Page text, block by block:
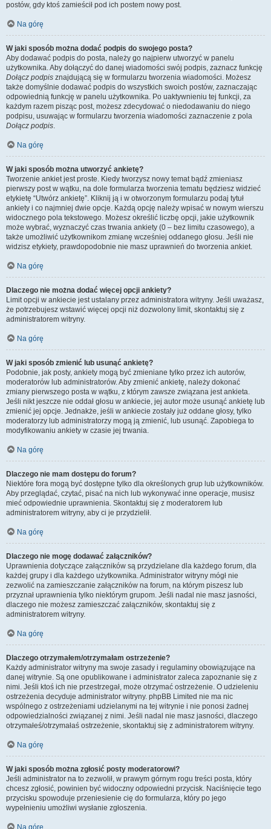
postów, gdy ktoś zamieścił pod ich postem nowy post.
Na górę
W jaki sposób można dodać podpis do swojego posta?
Aby dodawać podpis do posta, należy go najpierw utworzyć w panelu
użytkownika. Aby dołączyć do danej wiadomości swój podpis, zaznacz funkcję
Dołącz podpis znajdującą się w formularzu tworzenia wiadomości. Możesz
także domyślnie dodawać podpis do wszystkich swoich postów, zaznaczając
odpowiednią funkcję w panelu użytkownika. Po uaktywnieniu tej funkcji, za
każdym razem pisząc post, możesz zdecydować o niedodawaniu do niego
podpisu, usuwając w formularzu tworzenia wiadomości zaznaczenie z pola
Dołącz podpis.
Na górę
W jaki sposób można utworzyć ankietę?
Tworzenie ankiet jest proste. Kiedy tworzysz nowy temat bądź zmieniasz
pierwszy post w wątku, na dole formularza tworzenia tematu będziesz widzieć
etykietę “Utwórz ankietę”. Kliknij ją i w otworzonym formularzu podaj tytuł
ankiety i co najmniej dwie opcje. Każdą opcję należy wpisać w nowym wierszu
widocznego pola tekstowego. Możesz określić liczbę opcji, jakie użytkownik
może wybrać, wyznaczyć czas trwania ankiety (0 – bez limitu czasowego), a
także umożliwić użytkownikom zmianę wcześniej oddanego głosu. Jeśli nie
widzisz etykiety, prawdopodobnie nie masz uprawnień do tworzenia ankiet.
Na górę
Dlaczego nie można dodać więcej opcji ankiety?
Limit opcji w ankiecie jest ustalany przez administratora witryny. Jeśli uważasz,
że potrzebujesz wstawić więcej opcji niż dozwolony limit, skontaktuj się z
administratorem witryny.
Na górę
W jaki sposób zmienić lub usunąć ankietę?
Podobnie, jak posty, ankiety mogą być zmieniane tylko przez ich autorów,
moderatorów lub administratorów. Aby zmienić ankietę, należy dokonać
zmiany pierwszego posta w wątku, z którym zawsze związana jest ankieta.
Jeśli nikt jeszcze nie oddał głosu w ankiecie, jej autor może usunąć ankietę lub
zmienić jej opcje. Jednakże, jeśli w ankiecie zostały już oddane głosy, tylko
moderatorzy lub administratorzy mogą ją zmienić, lub usunąć. Zapobiega to
modyfikowaniu ankiety w czasie jej trwania.
Na górę
Dlaczego nie mam dostępu do forum?
Niektóre fora mogą być dostępne tylko dla określonych grup lub użytkowników.
Aby przeglądać, czytać, pisać na nich lub wykonywać inne operacje, musisz
mieć odpowiednie uprawnienia. Skontaktuj się z moderatorem lub
administratorem witryny, aby ci je przydzielił.
Na górę
Dlaczego nie mogę dodawać załączników?
Uprawnienia dotyczące załączników są przydzielane dla każdego forum, dla
każdej grupy i dla każdego użytkownika. Administrator witryny mógł nie
zezwolić na zamieszczanie załączników na forum, na którym piszesz lub
przyznał uprawnienia tylko niektórym grupom. Jeśli nadal nie masz jasności,
dlaczego nie możesz zamieszczać załączników, skontaktuj się z
administratorem witryny.
Na górę
Dlaczego otrzymałem/otrzymałam ostrzeżenie?
Każdy administrator witryny ma swoje zasady i regulaminy obowiązujące na
danej witrynie. Są one opublikowane i administrator zaleca zapoznanie się z
nimi. Jeśli ktoś ich nie przestrzegał, może otrzymać ostrzeżenie. O udzieleniu
ostrzeżenia decyduje administrator witryny. phpBB Limited nie ma nic
wspólnego z ostrzeżeniami udzielanymi na tej witrynie i nie ponosi żadnej
odpowiedzialności związanej z nimi. Jeśli nadal nie masz jasności, dlaczego
otrzymałeś/otrzymałaś ostrzeżenie, skontaktuj się z administratorem witryny.
Na górę
W jaki sposób można zgłosić posty moderatorowi?
Jeśli administrator na to zezwolił, w prawym górnym rogu treści posta, który
chcesz zgłosić, powinien być widoczny odpowiedni przycisk. Naciśnięcie tego
przycisku spowoduje przeniesienie cię do formularza, który po jego
wypełnieniu umożliwi wysłanie zgłoszenia.
Na górę